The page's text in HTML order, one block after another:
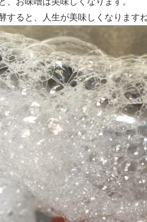
すると、人生が美味しくなります